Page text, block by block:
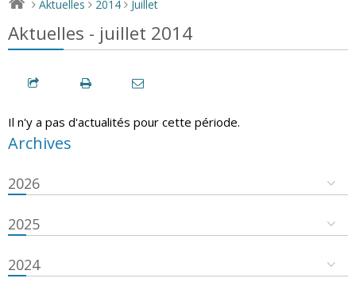
> Aktuelles > 2014 > Juillet
Aktuelles - juillet 2014
Il n'y a pas d'actualités pour cette période.
Archives
2026
2025
2024